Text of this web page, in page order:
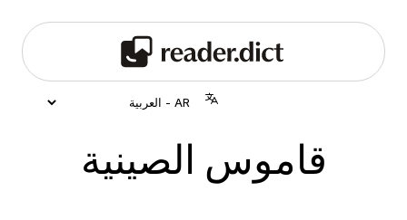
قاموس الصينية